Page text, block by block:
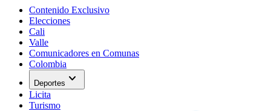
Contenido Exclusivo
Elecciones
Cali
Valle
Comunicadores en Comunas
Colombia
Deportes expand_more
Licita
Turismo